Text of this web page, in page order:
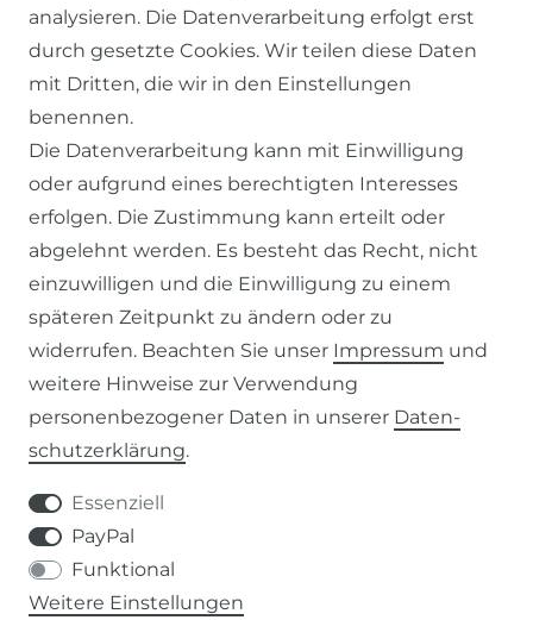
WIDERRUFSRECHT
DATENSCHUTZERKLÄRUNG
IMPRESSUM
SERVICE
ZAHLUNG & VERSAND
KONTAKT
VERTRAG WIDERRUFEN
KONTAKT
+49 (0) 9453 / 302130
info@despre.de
analysieren. Die Datenverarbeitung erfolgt erst
durch gesetzte Cookies. Wir teilen diese Daten
mit Dritten, die wir in den Einstellungen
benennen.
Die Datenverarbeitung kann mit Einwilligung
oder aufgrund eines berechtigten Interesses
erfolgen. Die Zustimmung kann erteilt oder
abgelehnt werden. Es besteht das Recht, nicht
einzuwilligen und die Einwilligung zu einem
späteren Zeitpunkt zu ändern oder zu
widerrufen. Beachten Sie unser Impressum und
weitere Hinweise zur Verwendung
personenbezogener Daten in unserer Daten­
schutz­erklärung.
Essenziell
PayPal
Funktional
Weitere Einstellungen